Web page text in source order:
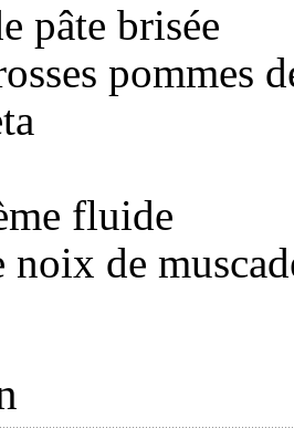
pâte brisée
pommes
fluide
noix de